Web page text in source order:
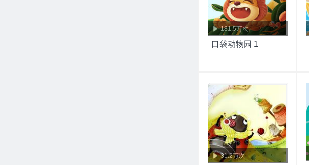
181.5万次
口袋动物园 1
31.2万次